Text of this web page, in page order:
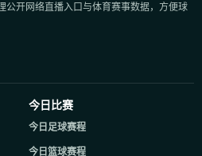
公开网络直播入口与体育赛事数据，方便球
今日比赛
今日足球赛程
今日篮球赛程